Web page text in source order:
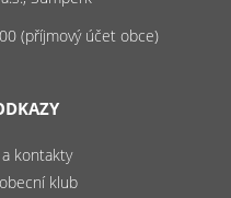
(příjmový účet obce)
kontakty
klub